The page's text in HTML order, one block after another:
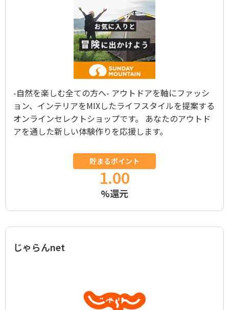
-自然を楽しむ全ての方へ- アウトドアを軸にファッシ
ョン、インテリアをMIXしたライフスタイルを提案する
オンラインセレクトショップです。 あなたのアウトド
アを通した新しい体験作りを応援します。
貯まるポイント
1.00
%還元
じゃらんnet